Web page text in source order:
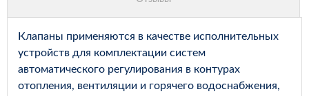
Клапаны применяются в качестве исполнительных
устройств для комплектации систем
автоматического регулирования в контурах
отопления, вентиляции и горячего водоснабжения,